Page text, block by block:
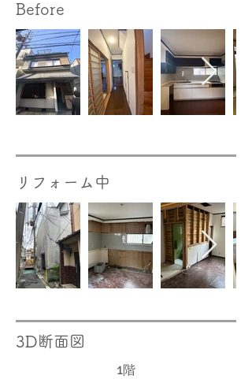
Before
リフォーム​中
3D断面図
​1階